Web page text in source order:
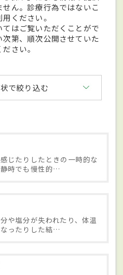
ん。診療行為ではないこ
ください。
はご覧いただくことがで
第、順次公開させていた
さい。
で絞り込む
じたりしたときの一時的な
時でも慢性的…
や塩分が失われたり、体温
ったりした結…